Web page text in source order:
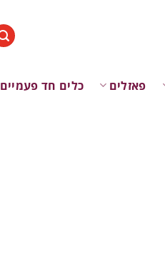
פאזלים כלים חד פעמיים